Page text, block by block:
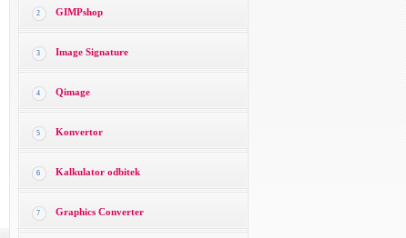
2 GIMPshop
3 Image Signature
4 Qimage
5 Konvertor
6 Kalkulator odbitek
7 Graphics Converter